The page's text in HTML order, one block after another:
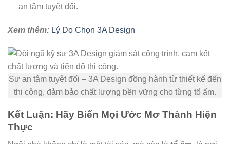
an tâm tuyệt đối.
Xem thêm: Lý Do Chọn 3A Design
Sự an tâm tuyệt đối – 3A Design đồng hành từ thiết kế đến
thi công, đảm bảo chất lượng bền vững cho từng tổ ấm.
Kết Luận: Hãy Biến Mọi Ước Mơ Thành Hiện
Thực